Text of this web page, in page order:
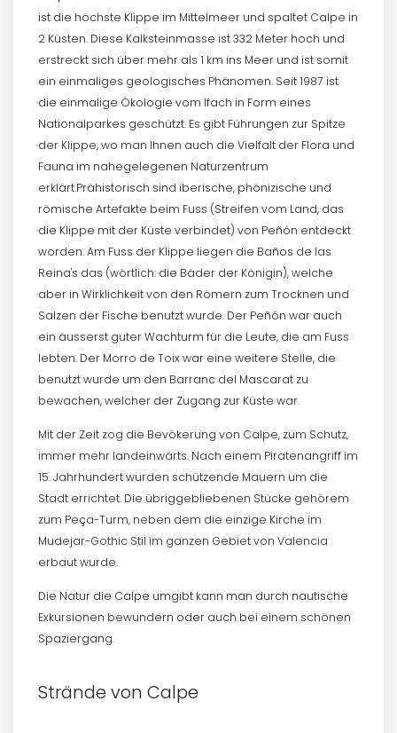
ist die höchste Klippe im Mittelmeer und spaltet Calpe in
2 Küsten. Diese Kalksteinmasse ist 332 Meter hoch und
erstreckt sich über mehr als 1 km ins Meer und ist somit
ein einmaliges geologisches Phänomen. Seit 1987 ist
die einmalige Ökologie vom Ifach in Form eines
Nationalparkes geschützt. Es gibt Führungen zur Spitze
der Klippe, wo man Ihnen auch die Vielfalt der Flora und
Fauna im nahegelegenen Naturzentrum
erklärt.Prähistorisch sind iberische, phönizische und
römische Artefakte beim Fuss (Streifen vom Land, das
die Klippe mit der Küste verbindet) von Peñón entdeckt
worden. Am Fuss der Klippe liegen die Baños de las
Reina's das (wörtlich: die Bäder der Königin), welche
aber in Wirklichkeit von den Römern zum Trocknen und
Salzen der Fische benutzt wurde. Der Peñón war auch
ein äusserst guter Wachturm für die Leute, die am Fuss
lebten. Der Morro de Toix war eine weitere Stelle, die
benutzt wurde um den Barranc del Mascarat zu
bewachen, welcher der Zugang zur Küste war.
Mit der Zeit zog die Bevökerung von Calpe, zum Schutz,
immer mehr landeinwärts. Nach einem Piratenangriff im
15. Jahrhundert wurden schützende Mauern um die
Stadt errichtet. Die übriggebliebenen Stücke gehörem
zum Peça-Turm, neben dem die einzige Kirche im
Mudejar-Gothic Stil im ganzen Gebiet von Valencia
erbaut wurde.
Die Natur die Calpe umgibt kann man durch nautische
Exkursionen bewundern oder auch bei einem schönen
Spaziergang.
Strände von Calpe